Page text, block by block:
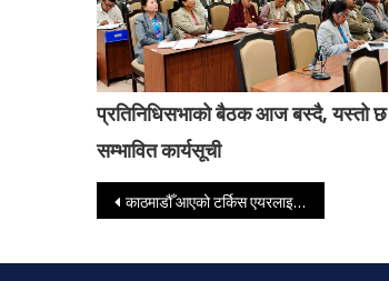
प्रतिनिधिसभाको बैठक आज बस्दै, यस्तो छ
सम्भावित कार्यसूची
Post navigation
काठमाडौँ आएको टर्किस एयरलाइन्सको जहाज ल्याण्ड गर्ने क्रममा आगो लाग्यो